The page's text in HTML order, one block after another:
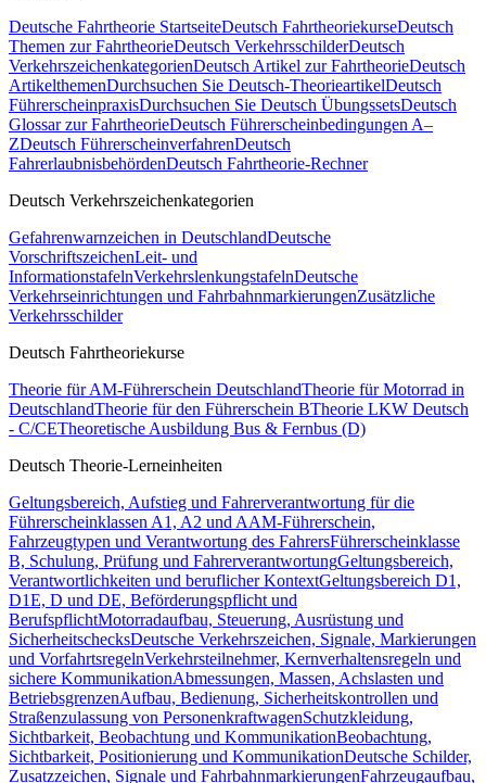
Deutsche Fahrtheorie StartseiteDeutsch FahrtheoriekurseDeutsch
Themen zur FahrtheorieDeutsch VerkehrsschilderDeutsch
VerkehrszeichenkategorienDeutsch Artikel zur FahrtheorieDeutsch
ArtikelthemenDurchsuchen Sie Deutsch-TheorieartikelDeutsch
FührerscheinpraxisDurchsuchen Sie Deutsch ÜbungssetsDeutsch
Glossar zur FahrtheorieDeutsch Führerscheinbedingungen A–
ZDeutsch FührerscheinverfahrenDeutsch
FahrerlaubnisbehördenDeutsch Fahrtheorie-Rechner
Deutsch Verkehrszeichenkategorien
Gefahrenwarnzeichen in DeutschlandDeutsche
VorschriftszeichenLeit- und
InformationstafelnVerkehrslenkungstafelnDeutsche
Verkehrseinrichtungen und FahrbahnmarkierungenZusätzliche
Verkehrsschilder
Deutsch Fahrtheoriekurse
Theorie für AM-Führerschein DeutschlandTheorie für Motorrad in
DeutschlandTheorie für den Führerschein BTheorie LKW Deutsch
- C/CETheoretische Ausbildung Bus & Fernbus (D)
Deutsch Theorie-Lerneinheiten
Geltungsbereich, Aufstieg und Fahrerverantwortung für die
Führerscheinklassen A1, A2 und AAM-Führerschein,
Fahrzeugtypen und Verantwortung des FahrersFührerscheinklasse
B, Schulung, Prüfung und FahrerverantwortungGeltungsbereich,
Verantwortlichkeiten und beruflicher KontextGeltungsbereich D1,
D1E, D und DE, Beförderungspflicht und
BerufspflichtMotorradaufbau, Steuerung, Ausrüstung und
SicherheitschecksDeutsche Verkehrszeichen, Signale, Markierungen
und VorfahrtsregelnVerkehrsteilnehmer, Kernverhaltensregeln und
sichere KommunikationAbmessungen, Massen, Achslasten und
BetriebsgrenzenAufbau, Bedienung, Sicherheitskontrollen und
Straßenzulassung von PersonenkraftwagenSchutzkleidung,
Sichtbarkeit, Beobachtung und KommunikationBeobachtung,
Sichtbarkeit, Positionierung und KommunikationDeutsche Schilder,
Zusatzzeichen, Signale und FahrbahnmarkierungenFahrzeugaufbau,